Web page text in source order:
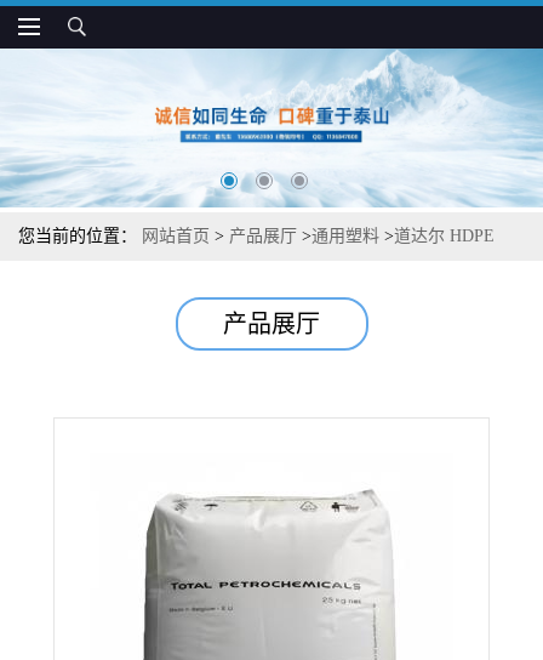
您当前的位置： 网站首页 > 产品展厅 >通用塑料 >道达尔 HDPE
产品展厅